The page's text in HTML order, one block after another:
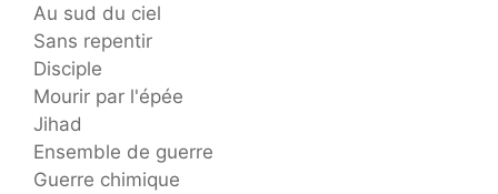
Au sud du ciel
Sans repentir
Disciple
Mourir par l'épée
Jihad
Ensemble de guerre
Guerre chimique